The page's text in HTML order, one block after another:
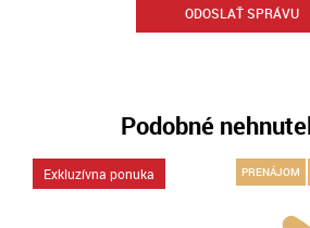
Podobné
Exkluzívna ponuka PRENÁJOM